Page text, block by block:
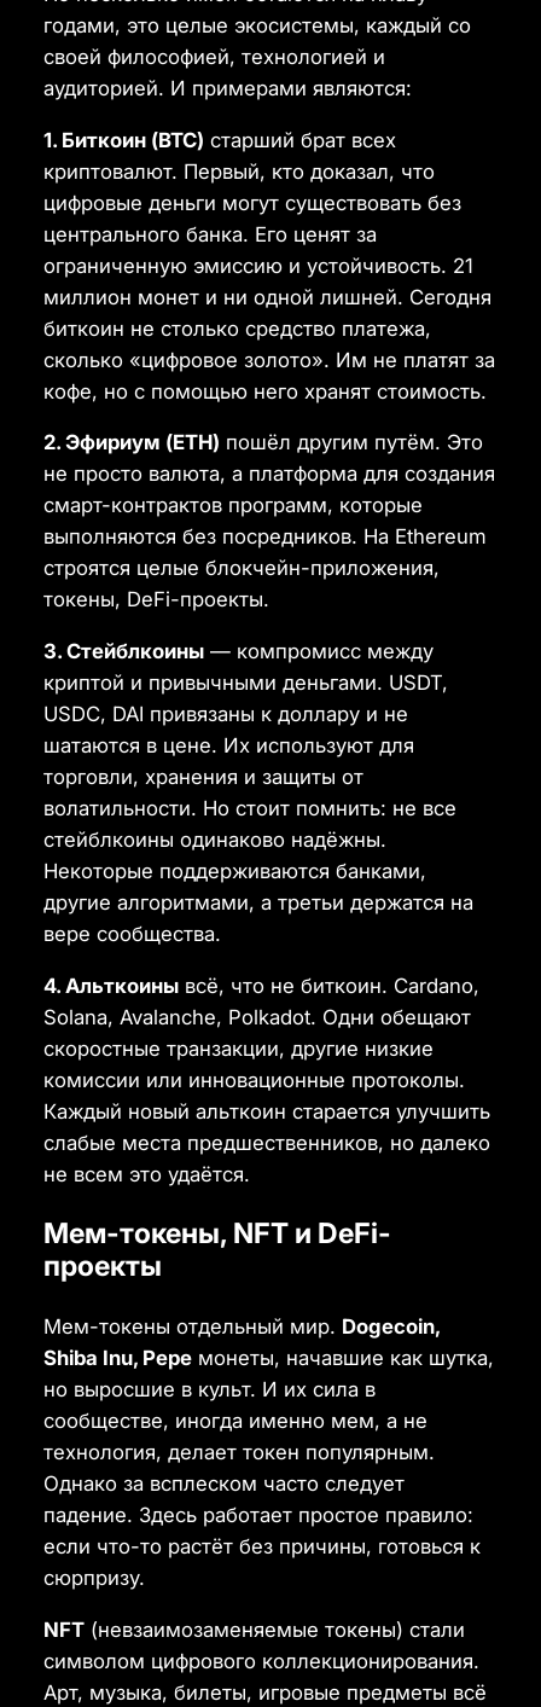
годами, это целые экосистемы, каждый со
своей философией, технологией и
аудиторией. И примерами являются:
1. Биткоин (BTC) старший брат всех
криптовалют. Первый, кто доказал, что
цифровые деньги могут существовать без
центрального банка. Его ценят за
ограниченную эмиссию и устойчивость. 21
миллион монет и ни одной лишней. Сегодня
биткоин не столько средство платежа,
сколько «цифровое золото». Им не платят за
кофе, но с помощью него хранят стоимость.
2. Эфириум (ETH) пошёл другим путём. Это
не просто валюта, а платформа для создания
смарт-контрактов программ, которые
выполняются без посредников. На Ethereum
строятся целые блокчейн-приложения,
токены, DeFi-проекты.
3. Стейблкоины— компромисс между
криптой и привычными деньгами. USDT,
USDC, DAI привязаны к доллару и не
шатаются в цене. Их используют для
торговли, хранения и защиты от
волатильности. Но стоит помнить: не все
стейблкоины одинаково надёжны.
Некоторые поддерживаются банками,
другие алгоритмами, а третьи держатся на
вере сообщества.
4. Альткоинывсё, что не биткоин. Cardano,
Solana, Avalanche, Polkadot. Одни обещают
скоростные транзакции, другие низкие
комиссии или инновационные протоколы.
Каждый новый альткоин старается улучшить
слабые места предшественников, но далеко
не всем это удаётся.
Мем-токены, NFT и DeFi-
проекты
Мем-токены отдельный мир. Dogecoin,
Shiba Inu, Pepeмонеты, начавшие как шутка,
но выросшие в культ. И их сила в
сообществе, иногда именно мем, а не
технология, делает токен популярным.
Однако за всплеском часто следует
падение. Здесь работает простое правило:
если что-то растёт без причины, готовься к
сюрпризу.
NFT(невзаимозаменяемые токены) стали
символом цифрового коллекционирования.
Арт, музыка, билеты, игровые предметы всё